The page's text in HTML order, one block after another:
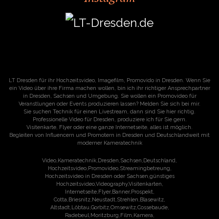
LT Dresden für ihr Hochzeitsvideo, Imagefilm, Promovido in Dresden. Wenn Sie
ein Video über ihre Firma machen wollen, bin ich ihr richtiger Ansprechpartner
in Dresden, Sachsen und Umgebung. Sie wollen ein Promovideo für
Veranstlungen oder Events produzieren lassen? Melden Sie sich bei mir.
Sie suchen Technik für einen Livestream, dann sind Sie hier richtig.
Professionelle Video für Dresden, produziere ich für Sie gern.
Visitenkarte, Flyer oder eine ganze Internetseite, alles ist möglich.
Begleiten von Influencern und Promotern in Dresden und Deutschlandweit mit
moderner Kameratechnik
Video,Kameratechnik,Dresden,Sachsen,Deutschland,
Hochzeitsvideo,Promovideo,Streamingbetreung,
Hochzeitsvideo in Dresden oder Sachsen,günstiges
Hochzeitsvideo,Videography,Visitenkarten,
Internetseite,Flyer,Banner,Prospekt,
Cotta,Briesnitz,Neustadt,Strehlen,Blasewitz,
Altstadt,Löbtau,Gorbitz,Omsewitz,Cossebaude,
Radebeul,Moritzburg,Film,Kamera,